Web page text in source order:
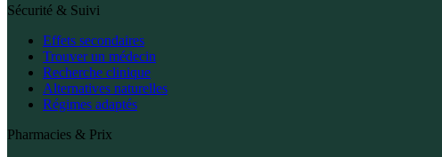
Sécurité & Suivi
Effets secondaires
Trouver un médecin
Recherche clinique
Alternatives naturelles
Régimes adaptés
Pharmacies & Prix